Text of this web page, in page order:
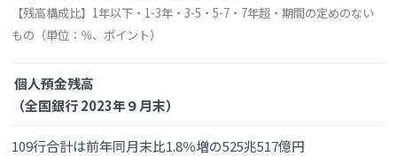
【残高構成比】1年以下・1-3年・3-5・5-7・7年超・期間の定めのない
もの（単位：％、ポイント）
個人預金残高
（全国銀行 2023年９月末）
109行合計は前年同月末比1.8％増の525兆517億円